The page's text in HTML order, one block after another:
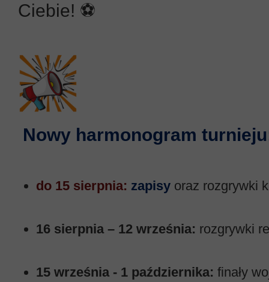
Ciebie! ⚽
Nowy harmonogram
do 15 sierpnia: zapisy oraz rozgrywki
16 sierpnia – 12 września: rozgrywki
15 września - 1 października: finały